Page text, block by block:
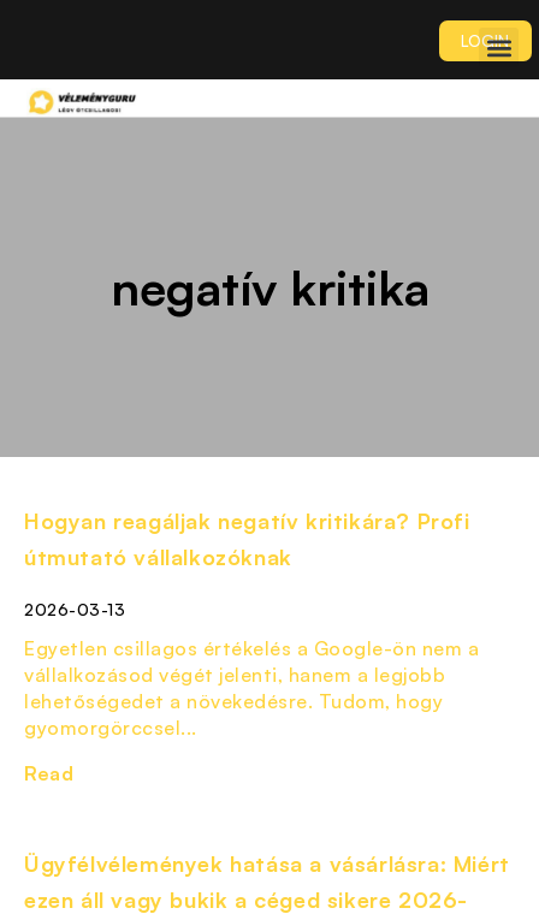
LOGIN
negatív kritika
Hogyan reagáljak negatív kritikára? Profi
útmutató vállalkozóknak
2026-03-13
Egyetlen csillagos értékelés a Google-ön nem a
vállalkozásod végét jelenti, hanem a legjobb
lehetőségedet a növekedésre. Tudom, hogy
gyomorgörccsel...
Read
Ügyfélvélemények hatása a vásárlásra: Miért
ezen áll vagy bukik a céged sikere 2026-